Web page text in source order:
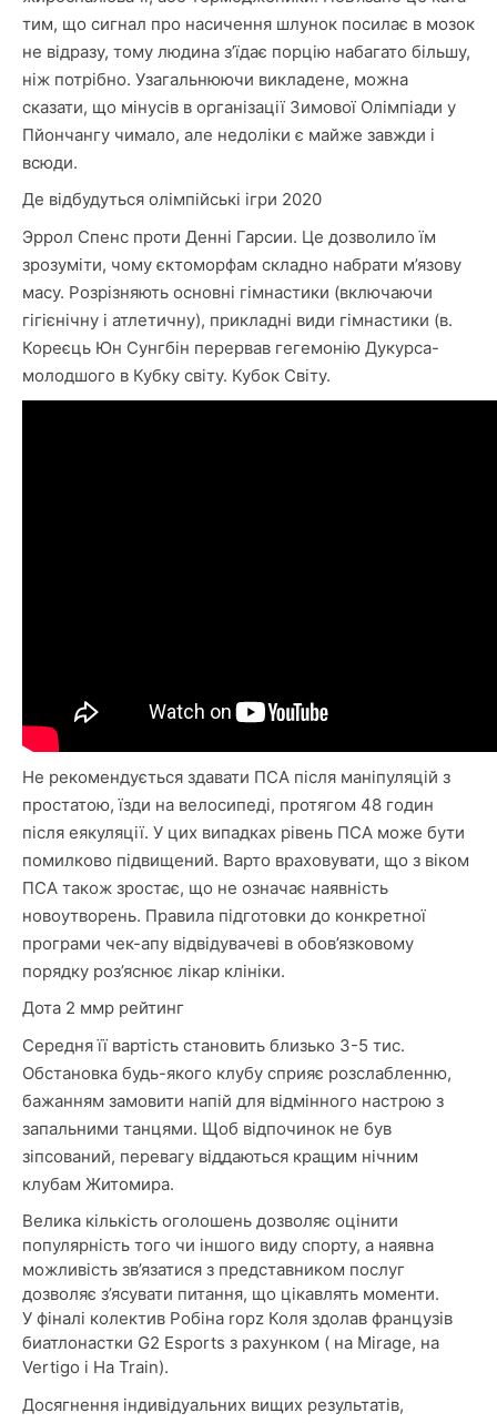
тим, що сигнал про насичення шлунок посилає в мозок
не відразу, тому людина з’їдає порцію набагато більшу,
ніж потрібно. Узагальнюючи викладене, можна
сказати, що мінусів в організації Зимової Олімпіади у
Пйончангу чимало, але недоліки є майже завжди і
всюди.
Де відбудуться олімпійські ігри 2020
Эррол Спенс проти Денні Гарсии. Це дозволило їм
зрозуміти, чому єктоморфам складно набрати м’язову
масу. Розрізняють основні гімнастики (включаючи
гігієнічну і атлетичну), прикладні види гімнастики (в.
Кореєць Юн Сунгбін перервав гегемонію Дукурса-
молодшого в Кубку світу. Кубок Світу.
Не рекомендується здавати ПСА після маніпуляцій з
простатою, їзди на велосипеді, протягом 48 годин
після еякуляції. У цих випадках рівень ПСА може бути
помилково підвищений. Варто враховувати, що з віком
ПСА також зростає, що не означає наявність
новоутворень. Правила підготовки до конкретної
програми чек-апу відвідувачеві в обов’язковому
порядку роз’яснює лікар клініки.
Дота 2 ммр рейтинг
Середня її вартість становить близько 3-5 тис.
Обстановка будь-якого клубу сприяє розслабленню,
бажанням замовити напій для відмінного настрою з
запальними танцями. Щоб відпочинок не був
зіпсований, перевагу віддаються кращим нічним
клубам Житомира.
Велика кількість оголошень дозволяє оцінити
популярність того чи іншого виду спорту, а наявна
можливість зв’язатися з представником послуг
дозволяє з’ясувати питання, що цікавлять моменти.
У фіналі колектив Робіна ropz Коля здолав французів
биатлонастки G2 Esports з рахунком ( на Mirage, на
Vertigo і На Train).
Досягнення індивідуальних вищих результатів,